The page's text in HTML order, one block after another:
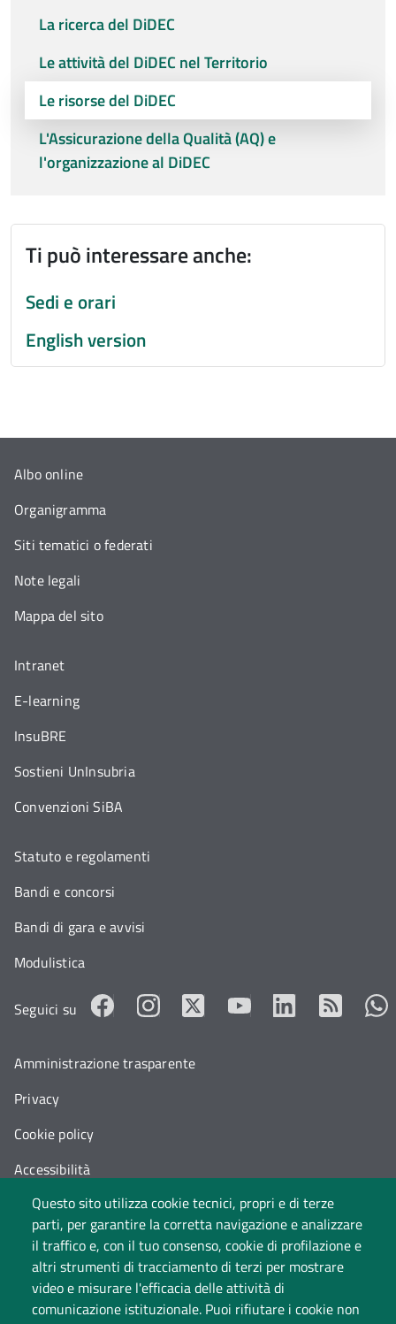
La ricerca del DiDEC
Le attività del DiDEC nel Territorio
Le risorse del DiDEC
L'Assicurazione della Qualità (AQ) e
l'organizzazione al DiDEC
Ti può interessare anche:
Sedi e orari
English version
Questo sito utilizza cookie tecnici, propri e di terze
parti, per garantire la corretta navigazione e analizzare
il traffico e, con il tuo consenso, cookie di profilazione e
altri strumenti di tracciamento di terzi per mostrare
video e misurare l'efficacia delle attività di
comunicazione istituzionale. Puoi rifiutare i cookie non
Albo online
Organigramma
Siti tematici o federati
Note legali
Mappa del sito
Intranet
E-learning
InsuBRE
Sostieni UnInsubria
Convenzioni SiBA
Statuto e regolamenti
Bandi e concorsi
Bandi di gara e avvisi
Modulistica
Seguici su
Amministrazione trasparente
Privacy
Cookie policy
Accessibilità
Cambia idea sui cookie
Dati di monitoraggio